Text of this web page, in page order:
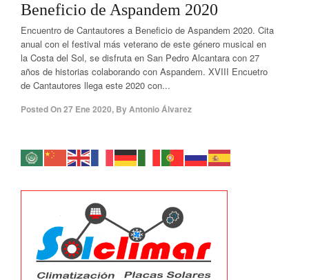
Beneficio de Aspandem 2020
Encuentro de Cantautores a Beneficio de Aspandem 2020. Cita
anual con el festival más veterano de este género musical en
la Costa del Sol, se disfruta en San Pedro Alcantara con 27
años de historias colaborando con Aspandem. XVIII Encuetro
de Cantautores llega este 2020 con...
Posted On27 Ene 2020, ByAntonio Álvarez